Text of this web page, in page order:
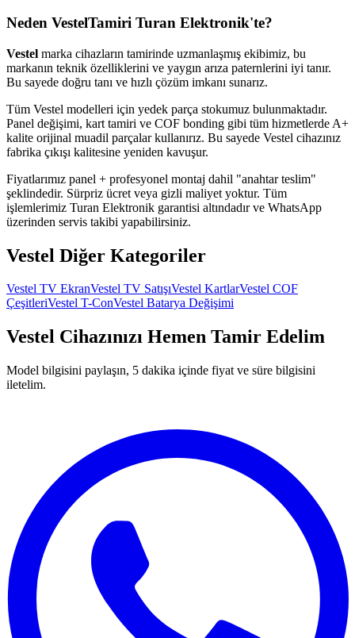
Neden VestelTamiri Turan Elektronik'te?
Vestel marka cihazların tamirinde uzmanlaşmış ekibimiz, bu
markanın teknik özelliklerini ve yaygın arıza paternlerini iyi tanır.
Bu sayede doğru tanı ve hızlı çözüm imkanı sunarız.
Tüm Vestel modelleri için yedek parça stokumuz bulunmaktadır.
Panel değişimi, kart tamiri ve COF bonding gibi tüm hizmetlerde A+
kalite orijinal muadil parçalar kullanırız. Bu sayede Vestel cihazınız
fabrika çıkışı kalitesine yeniden kavuşur.
Fiyatlarımız panel + profesyonel montaj dahil "anahtar teslim"
şeklindedir. Sürpriz ücret veya gizli maliyet yoktur. Tüm
işlemlerimiz Turan Elektronik garantisi altındadır ve WhatsApp
üzerinden servis takibi yapabilirsiniz.
Vestel Diğer Kategoriler
Vestel TV EkranVestel TV SatışıVestel KartlarVestel COF
ÇeşitleriVestel T-ConVestel Batarya Değişimi
Vestel Cihazınızı Hemen Tamir Edelim
Model bilgisini paylaşın, 5 dakika içinde fiyat ve süre bilgisini
iletelim.